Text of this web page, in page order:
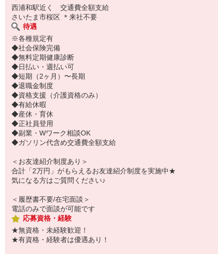
西浦和駅近く 交通費全額支給
さいたま市桜区 ＊来社不要
待遇
※各種規定有
◆社会保険完備
◆無料定期健康診断
◆日払い・週払い可
◆短期（2ヶ月）〜長期
◆退職金制度
◆資格支援（介護資格のみ）
◆有給休暇
◆産休・育休
◆正社員登用
◆副業・Wワーク相談OK
◆ガソリン代含め交通費全額支給
＜お友達紹介制度あり＞
合計「2万円」がもらえるお友達紹介制度を実施中★
気になる方はご質問ください♪
＜履歴書不要/在宅面談＞
電話のみで面談が可能です
応募資格・経験
★無資格・未経験歓迎！
★有資格・経験者は優遇あり！